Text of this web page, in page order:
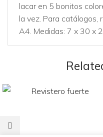
lacar en 5 bonitos
la vez. Para catálogos,
A4. Medidas: 7 x 30 x